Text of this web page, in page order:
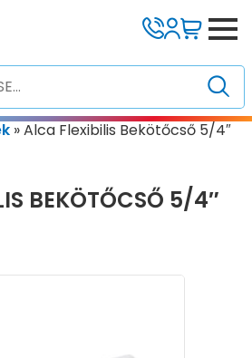
»Alca Flexibilis Bekötőcső 5/4″
BEKÖTŐCSŐ 5/4″